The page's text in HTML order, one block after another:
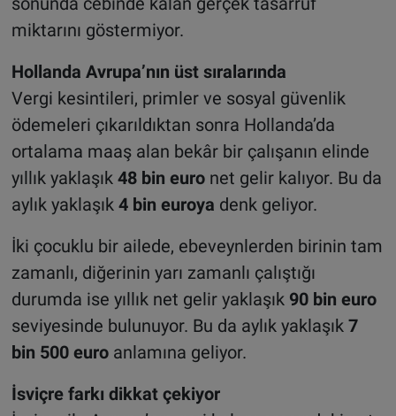
miktarını göstermiyor.
Hollanda Avrupa’nın üst sıralarında
Vergi kesintileri, primler ve sosyal güvenlik
ödemeleri çıkarıldıktan sonra Hollanda’da
ortalama maaş alan bekâr bir çalışanın elinde
yıllık yaklaşık 48 bin euro net gelir kalıyor. Bu da
aylık yaklaşık 4 bin euroya denk geliyor.
İki çocuklu bir ailede, ebeveynlerden birinin tam
zamanlı, diğerinin yarı zamanlı çalıştığı
durumda ise yıllık net gelir yaklaşık 90 bin euro
seviyesinde bulunuyor. Bu da aylık yaklaşık 7
bin 500 euro anlamına geliyor.
İsviçre farkı dikkat çekiyor